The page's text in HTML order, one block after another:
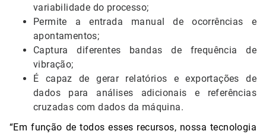
variabilidade do processo;
Permite a entrada manual de ocorrências e
apontamentos;
Captura diferentes bandas de frequência de
vibração;
É capaz de gerar relatórios e exportações de
dados para análises adicionais e referências
cruzadas com dados da máquina.
“Em função de todos esses recursos, nossa tecnologia